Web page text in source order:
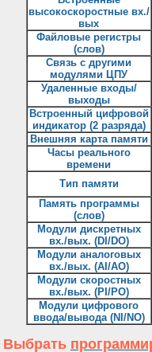
высокоскоростные вх./
вых
Файловые регистры
(слов)
Связь с другими
модулями ЦПУ
Удаленные входы/
выходы
Встроенный цифровой
индикатор (2 разряда)
Внешняя карта памяти
Часы реального
времени
Тип памяти
Память программы
(слов)
Модули дискретных
вх./вых. (DI/DO)
Модули аналоговых
вх./вых. (AI/AO)
Модули скоростных
вх./вых. (PI/PO)
Модули цифрового
ввода/вывода (NI/NO)
Выбрать